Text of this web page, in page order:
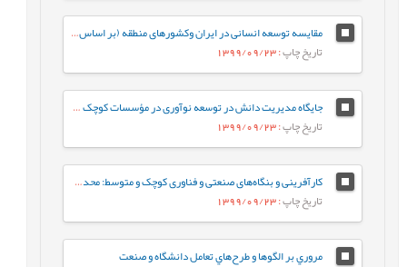
مقایسه توسعه انسانی در ایران وکشورهای منطقه (بر اساس گزارش توسعه انسانی سازمان ملل در سال 2011)
تاریخ چاپ: 1399/09/23
جایگاه مدیریت دانش در توسعه نوآوری در مؤسسات کوچک و متوسط دانش بنیان
تاریخ چاپ: 1399/09/23
کارآفرينی و بنگاه‌ها‌ی صنعتی و فناوری کوچک و متوسط: محدوديت‌ها‌، ظرفيت‌ها‌ و راهکارها
تاریخ چاپ: 1399/09/23
مروري بر الگوها و طرح‌هاي تعامل دانشگاه و صنعت